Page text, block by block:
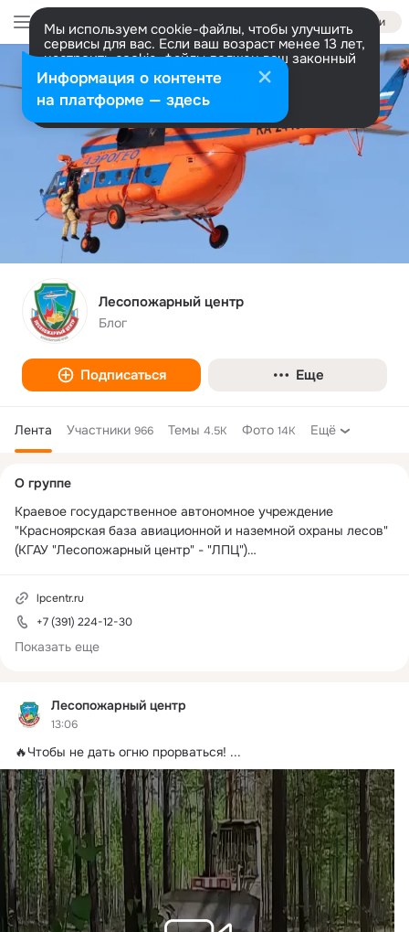
Войти
Мы используем cookie-файлы, чтобы улучшить
сервисы для вас. Если ваш возраст менее 13 лет,
настроить cookie-файлы должен ваш законный
представитель. Больше информации
Разрешить все Настроить
Лесопожарный центр
Блог
Подписаться Еще
Лента Участники 966 Темы 4.5K Фото 14K Ещё
Лесопожарный центр
13:06
🔥Чтобы не дать огню прорваться! ...
колонка
О группе
Краевое государственное автономное учреждение
"Красноярская база авиационной и наземной охраны лесов"
(КГАУ "Лесопожарный центр" - "ЛПЦ")
Мы в других социальных сетях:
t.me/lpckrsk
vk.com/club188075527
lpcentr.ru
+7 (391) 224-12-30
Показать еще
Информация о контенте
на платформе — здесь